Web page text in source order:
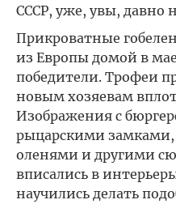
СССР, уже, увы, давно
Прикроватные
из Европы домой в
победители. Трофеи
новым хозяевам
Изображения с
рыцарскими
оленями и другими
вписались в
научились делать